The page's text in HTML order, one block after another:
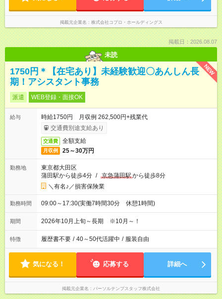
掲載元企業名 株式会社コプロ・ホールディングス
掲載日：2026.08.07
未読
NEW
1750円＊【在宅あり】未経験歓迎〇あんしん長
期！アシスタント事務
派遣 WEB登録・面接OK
給与
時給1750円 月収例 262,500円+残業代
交通費別途支給あり
交通費 全額支給
月収例 25～30万円
勤務地
東京都大田区
蒲田駅から徒歩4分 / 京急蒲田駅から徒歩8分
＼有名♪／損害保険業
勤務時間 09:00～17:30(実働7時間30分 休憩1時間)
期間 2026年10月上旬～長期 ※10月～！
特徴 履歴書不要 / 40～50代活躍中 / 服装自由
気になる！ 応募する 詳細へ
掲載元企業名 パーソルテンプスタッフ株式会社